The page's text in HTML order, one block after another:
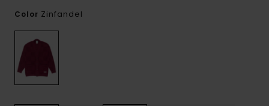
Color Zinfandel